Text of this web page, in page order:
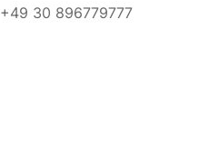
+49 30 896779777